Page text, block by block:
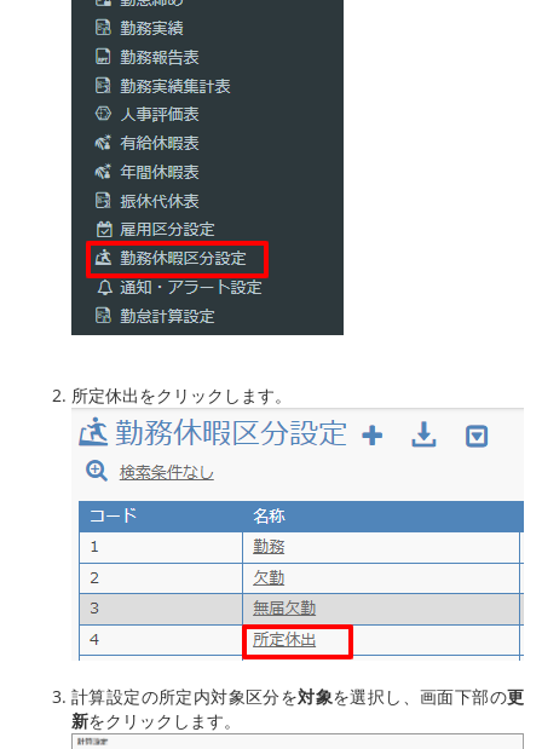
所定休出をクリックします。
計算設定の所定内対象区分を対象を選択し、画面下部の更
新をクリックします。